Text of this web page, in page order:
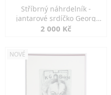
Stříbrný náhrdelník -
jantarové srdíčko Georg
Kramer
2 000 Kč
NOVÉ